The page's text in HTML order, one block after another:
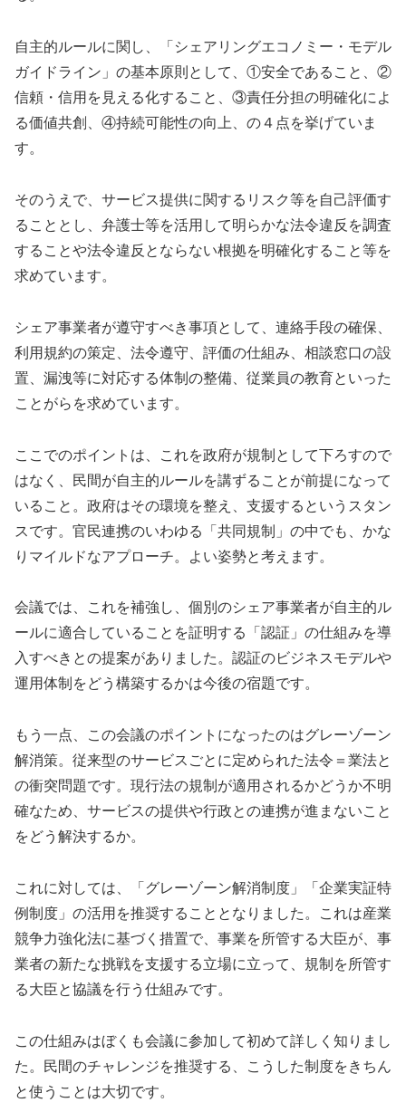
自主的ルールに関し、「シェアリングエコノミー・モデル
ガイドライン」の基本原則として、①安全であること、②
信頼・信用を見える化すること、③責任分担の明確化によ
る価値共創、④持続可能性の向上、の４点を挙げていま
す。
そのうえで、サービス提供に関するリスク等を自己評価す
ることとし、弁護士等を活用して明らかな法令違反を調査
することや法令違反とならない根拠を明確化すること等を
求めています。
シェア事業者が遵守すべき事項として、連絡手段の確保、
利用規約の策定、法令遵守、評価の仕組み、相談窓口の設
置、漏洩等に対応する体制の整備、従業員の教育といった
ことがらを求めています。
ここでのポイントは、これを政府が規制として下ろすので
はなく、民間が自主的ルールを講ずることが前提になって
いること。政府はその環境を整え、支援するというスタン
スです。官民連携のいわゆる「共同規制」の中でも、かな
りマイルドなアプローチ。よい姿勢と考えます。
会議では、これを補強し、個別のシェア事業者が自主的ル
ールに適合していることを証明する「認証」の仕組みを導
入すべきとの提案がありました。認証のビジネスモデルや
運用体制をどう構築するかは今後の宿題です。
もう一点、この会議のポイントになったのはグレーゾーン
解消策。従来型のサービスごとに定められた法令＝業法と
の衝突問題です。現行法の規制が適用されるかどうか不明
確なため、サービスの提供や行政との連携が進まないこと
をどう解決するか。
これに対しては、「グレーゾーン解消制度」「企業実証特
例制度」の活用を推奨することとなりました。これは産業
競争力強化法に基づく措置で、事業を所管する大臣が、事
業者の新たな挑戦を支援する立場に立って、規制を所管す
る大臣と協議を行う仕組みです。
この仕組みはぼくも会議に参加して初めて詳しく知りまし
た。民間のチャレンジを推奨する、こうした制度をきちん
と使うことは大切です。